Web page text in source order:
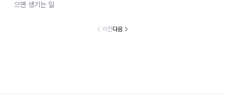
으면 생기는 일
이전다음